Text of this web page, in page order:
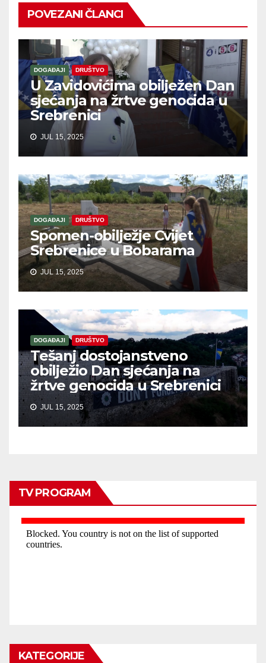
POVEZANI ČLANCI
DOGAĐAJI DRUŠTVO
U Zavidovićima obilježen Dan
sjećanja na žrtve genocida u
Srebrenici
JUL 15, 2025
DOGAĐAJI DRUŠTVO
Spomen-obilježje Cvijet
Srebrenice u Bobarama
JUL 15, 2025
DOGAĐAJI DRUŠTVO
Tešanj dostojanstveno
obilježio Dan sjećanja na
žrtve genocida u Srebrenici
JUL 15, 2025
TV PROGRAM
KATEGORIJE